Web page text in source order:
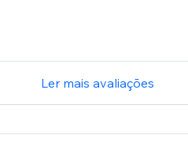
Ler mais avaliações